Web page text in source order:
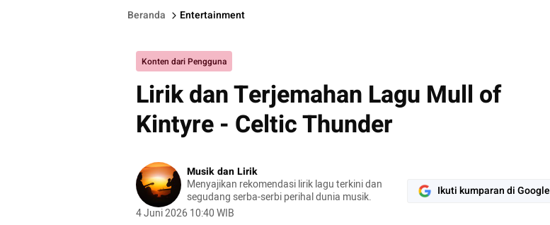
Beranda Entertainment
Konten dari Pengguna
Lirik dan Terjemahan Lagu Mull of
Kintyre - Celtic Thunder
Musik dan Lirik
Menyajikan rekomendasi lirik lagu terkini dan
segudang serba-serbi perihal dunia musik.
4 Juni 2026 10:40 WIB
Ikuti kumparan di Google